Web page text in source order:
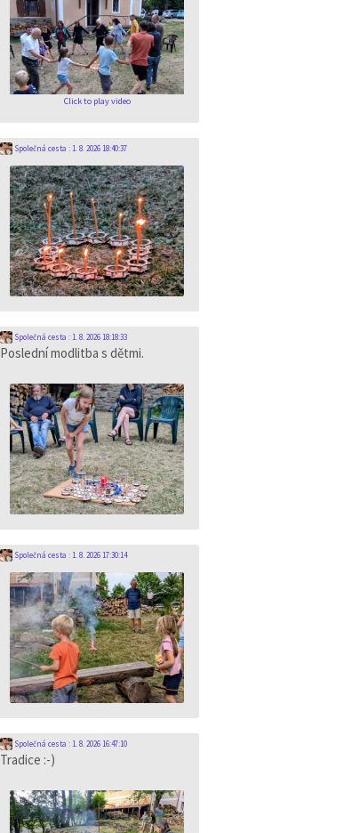
Click to play video
Společná cesta : 1. 8. 2026 18:40:37
Společná cesta : 1. 8. 2026 18:18:33
Poslední modlitba s dětmi.
Společná cesta : 1. 8. 2026 17:30:14
Společná cesta : 1. 8. 2026 16:47:10
Tradice :-)